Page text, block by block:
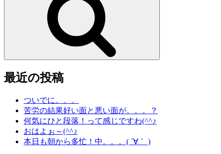
最近の投稿
ついでに。。。
苦労の結果好い面と悪い面が。。。？
何気にひと段落！って感じですわ(^^♪
おはよぉ～(^^♪
本日も朝から多忙！中。。。( ´∀｀ )